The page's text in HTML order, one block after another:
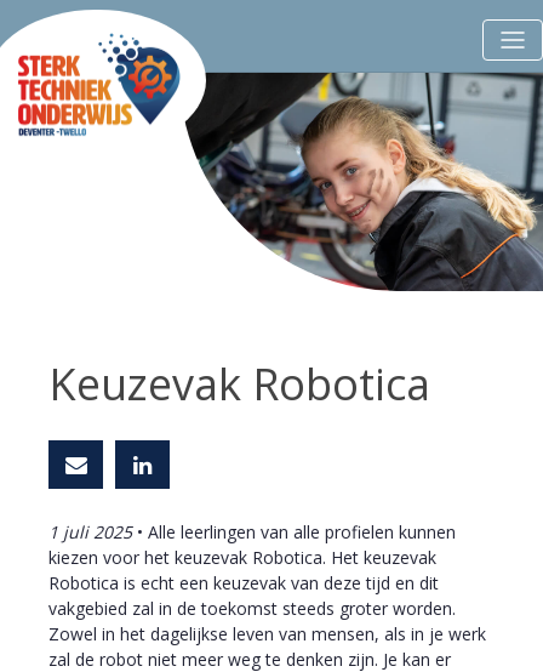
Keuzevak Robotica
1 juli 2025• Alle leerlingen van alle profielen kunnen
kiezen voor het keuzevak Robotica. Het keuzevak
Robotica is echt een keuzevak van deze tijd en dit
vakgebied zal in de toekomst steeds groter worden.
Zowel in het dagelijkse leven van mensen, als in je werk
zal de robot niet meer weg te denken zijn. Je kan er